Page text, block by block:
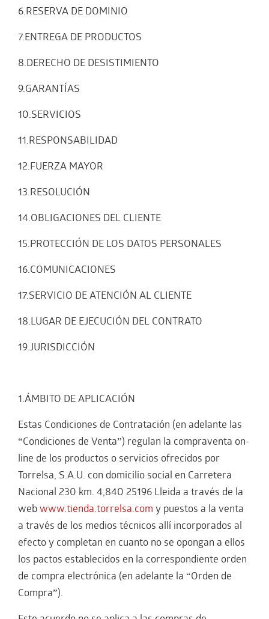
6.RESERVA DE DOMINIO
7.ENTREGA DE PRODUCTOS
8.DERECHO DE DESISTIMIENTO
9.GARANTÍAS
10.SERVICIOS
11.RESPONSABILIDAD
12.FUERZA MAYOR
13.RESOLUCIÓN
14.OBLIGACIONES DEL CLIENTE
15.PROTECCIÓN DE LOS DATOS PERSONALES
16.COMUNICACIONES
17.SERVICIO DE ATENCIÓN AL CLIENTE
18.LUGAR DE EJECUCIÓN DEL CONTRATO
19.JURISDICCIÓN
1.ÁMBITO DE APLICACIÓN
Estas Condiciones de Contratación (en adelante las
“Condiciones de Venta”) regulan la compraventa on-
line de los productos o servicios ofrecidos por
Torrelsa, S.A.U. con domicilio social en Carretera
Nacional 230 km. 4,840 25196 Lleida a través de la
webwww.tienda.torrelsa.com y puestos a la venta
a través de los medios técnicos allí incorporados al
efecto y completan en cuanto no se opongan a ellos
los pactos establecidos en la correspondiente orden
de compra electrónica (en adelante la “Orden de
Compra”).